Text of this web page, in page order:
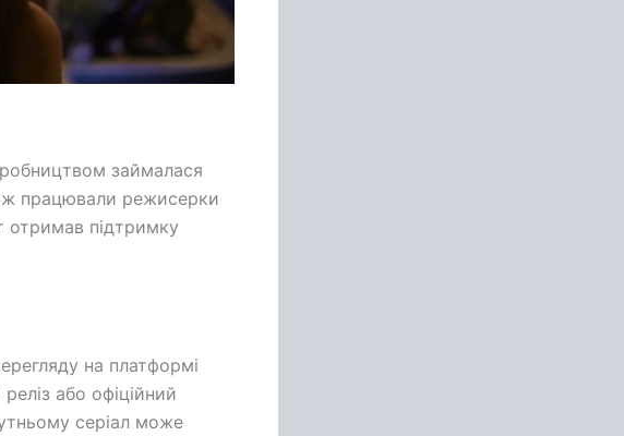
займалася
працювали режисерки
підтримку
на платформі
або офіційний
серіал може